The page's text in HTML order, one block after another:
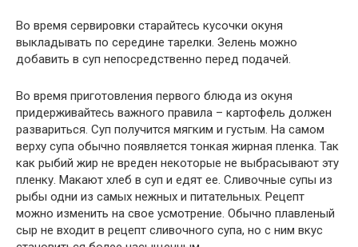
Во время сервировки старайтесь кусочки окуня
выкладывать по середине тарелки. Зелень можно
добавить в суп непосредственно перед подачей.
Во время приготовления первого блюда из окуня
придерживайтесь важного правила – картофель должен
развариться. Суп получится мягким и густым. На самом
верху супа обычно появляется тонкая жирная пленка. Так
как рыбий жир не вреден некоторые не выбрасывают эту
пленку. Макают хлеб в суп и едят ее. Сливочные супы из
рыбы одни из самых нежных и питательных. Рецепт
можно изменить на свое усмотрение. Обычно плавленый
сыр не входит в рецепт сливочного супа, но с ним вкус